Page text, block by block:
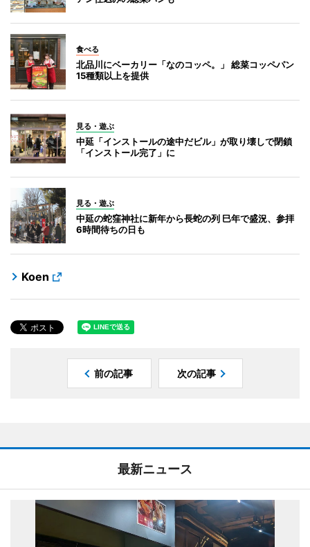
食べる
北品川にベーカリー「なのコッペ。」 総菜コッペパン
15種類以上を提供
見る・遊ぶ
中延「インストールの途中だビル」が取り壊しで閉鎖
「インストール完了」に
見る・遊ぶ
中延の蛇窪神社に新年から長蛇の列 巳年で盛況、参拝
6時間待ちの日も
Koen
前の記事 次の記事
最新ニュース